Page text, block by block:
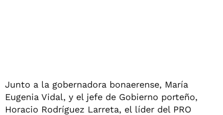
Junto a la gobernadora bonaerense, María
Eugenia Vidal, y el jefe de Gobierno porteño,
Horacio Rodríguez Larreta, el líder del PRO